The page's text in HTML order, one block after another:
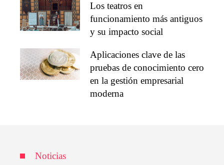
Los teatros en
funcionamiento más antiguos
y su impacto social
Aplicaciones clave de las
pruebas de conocimiento cero
en la gestión empresarial
moderna
Noticias